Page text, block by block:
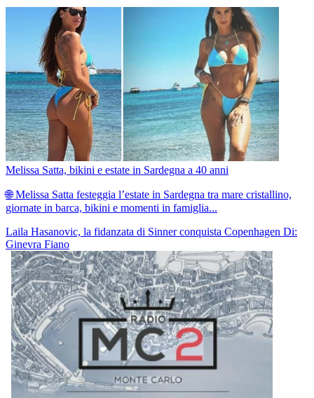
Melissa Satta, bikini e estate in Sardegna a 40 anni
🌐 Melissa Satta festeggia l’estate in Sardegna tra mare cristallino,
giornate in barca, bikini e momenti in famiglia...
Laila Hasanovic, la fidanzata di Sinner conquista Copenhagen Di:
Ginevra Fiano